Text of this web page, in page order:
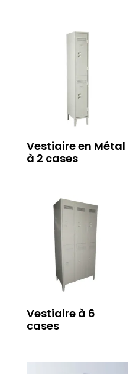
Vestiaire en Métal
à 2 cases
Vestiaire à 6
cases